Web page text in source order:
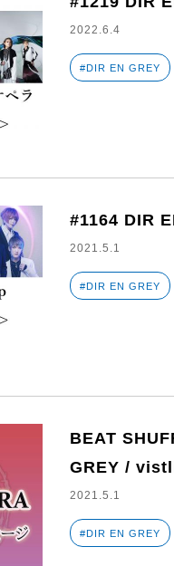
2022.6.4
#DIR EN GREY
#1164 DIR
2021.5.1
#DIR EN GREY
BEAT
GREY /
2021.5.1
#DIR EN GREY